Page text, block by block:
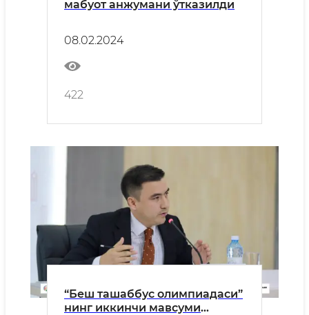
мабуот анжумани ўтказилди
08.02.2024
422
“Беш ташаббус олимпиадаси”
нинг иккинчи мавсуми